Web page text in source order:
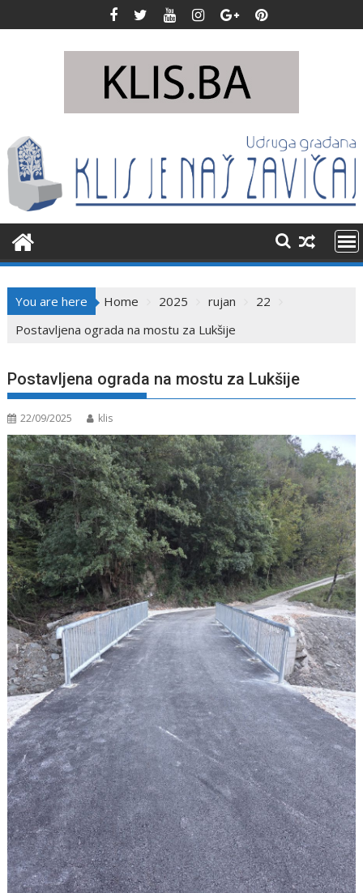
to
You are here Home 2025 rujan
22
Postavljena ograda na mostu za Lukšije
Postavljena ograda na mostu za Lukšije
22/09/2025 klis